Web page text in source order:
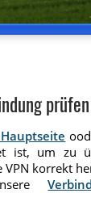
prüfen
ist, um zu
korrekt